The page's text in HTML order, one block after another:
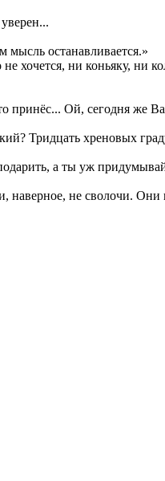
мысль останавливается.»
хочется, ни коньяку, ни
принёс... Ой, сегодня же
Тридцать хреновых
а ты уж
наверное, не сволочи.